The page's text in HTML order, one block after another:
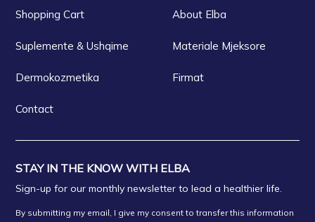
Shopping Cart About Elba
Suplemente & Ushqime Materiale Mjeksore
Dermokozmetika Firmat
Contact
STAY IN THE KNOW WITH ELBA
Sign-up for our monthly newsletter to lead a healthier life.
By submitting my email, I give my consent to transfer this information